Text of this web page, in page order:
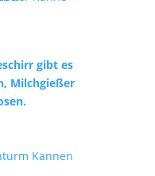
gibt es
Milchgießer